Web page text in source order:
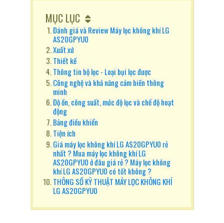
MỤC LỤC
Đánh giá và Review Máy lọc không khí LG
AS20GPYU0
Xuất xứ
Thiết kế
Thông tin bộ lọc - Loại bụi lọc được
Công nghệ và khả năng cảm biến thông
minh
Độ ồn, công suất, mức độ lọc và chế độ hoạt
động
Bảng điều khiển
Tiện ích
Giá máy lọc không khí LG AS20GPYU0 rẻ
nhất ? Mua máy lọc không khí LG
AS20GPYU0 ở đâu giá rẻ ? Máy lọc không
khí LG AS20GPYU0 có tốt không ?
THÔNG SỐ KỸ THUẬT MÁY LỌC KHÔNG KHÍ
LG AS20GPYU0